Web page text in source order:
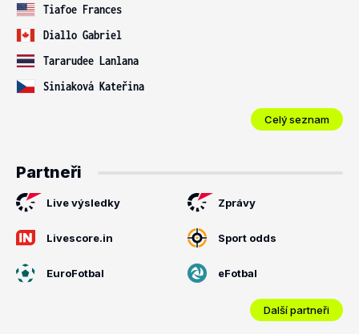
Tiafoe Frances
Diallo Gabriel
Tararudee Lanlana
Siniaková Kateřina
Celý seznam
Partneři
Live výsledky Zprávy
Livescore.in Sport odds
EuroFotbal eFotbal
Další partneři